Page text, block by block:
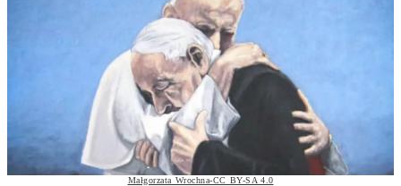
Małgorzata Wrochna-CC BY-SA 4.0